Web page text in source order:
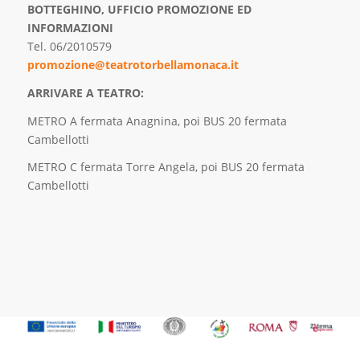
BOTTEGHINO, UFFICIO PROMOZIONE ED
INFORMAZIONI
Tel. 06/2010579
promozione@teatrotorbellamonaca.it
ARRIVARE A TEATRO:
METRO A fermata Anagnina, poi BUS 20 fermata
Cambellotti
METRO C fermata Torre Angela, poi BUS 20 fermata
Cambellotti